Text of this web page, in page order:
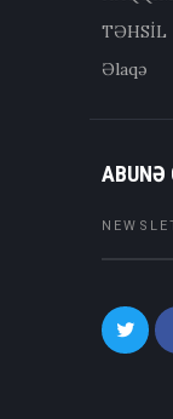
TƏHSİL
Əlaqə
ABUNƏ